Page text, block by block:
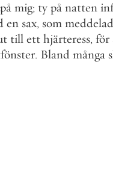
på mig; ty på natten
en sax, som
till ett hjärteress, för
. Bland många